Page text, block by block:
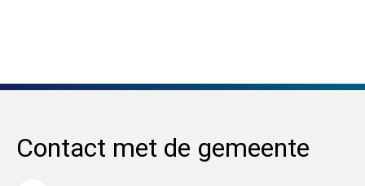
Contact met de gemeente